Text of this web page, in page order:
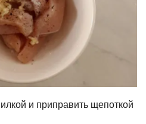
и приправить щепоткой